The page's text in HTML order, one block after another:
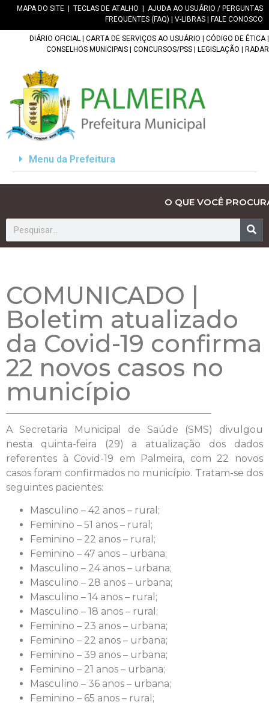
MAPA DO SITE TECLAS DE ATALHO
AJUDA AO USUÁRIO / PERGUNTAS
FREQUENTES (FAQ)
V-LIBRAS FALE CONOSCO
DIÁRIO OFICIAL CARTA DE SERVIÇOS AO USUÁRIO CÓDIGO DE ÉTICA|
CONSELHOS MUNICIPAIS
CONCURSOS/PSS LEGISLAÇÃO RADAR
Menu da Prefeitura
O QUE VOCÊ
COMUNICADO |
Boletim atualizado
da Covid-19 confirma
22 novos casos no
município
A Secretaria Municipal de Saúde (SMS) divulgou
nesta quinta-feira (29) a atualização dos dados
referentes à Covid-19 em Palmeira, com 22 novos
casos foram confirmados no município. Tratam-se dos
seguintes pacientes:
Masculino – 42 anos – rural;
Feminino – 51 anos – rural;
Feminino – 22 anos – rural;
Feminino – 47 anos – urbana;
Masculino – 24 anos – urbana;
Masculino – 28 anos – urbana;
Masculino – 14 anos – rural;
Masculino – 18 anos – rural;
Feminino – 23 anos – urbana;
Feminino – 22 anos – urbana;
Feminino – 39 anos – urbana;
Feminino – 21 anos – urbana;
Masculino – 36 anos – urbana;
Feminino – 65 anos – rural;